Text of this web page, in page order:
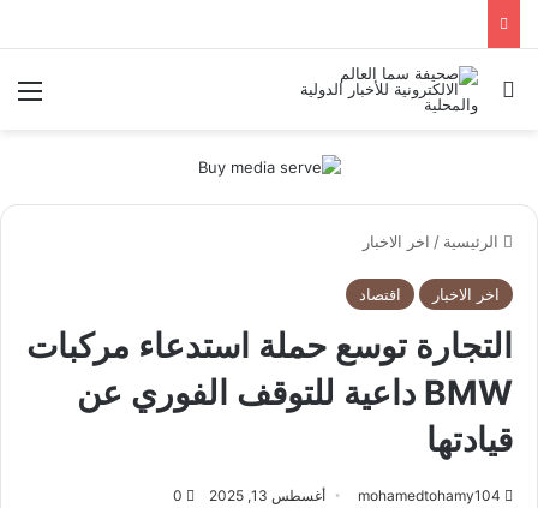
بحث عن
الرئيسية / اخر الاخبار
اخر الاخبار اقتصاد
التجارة توسع حملة استدعاء مركبات
BMW داعية للتوقف الفوري عن
قيادتها
mohamedtohamy104 أغسطس 13, 2025 0